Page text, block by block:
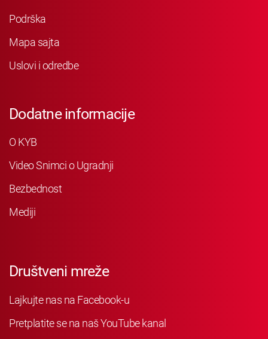
Podrška
Mapa sajta
Uslovi i odredbe
Dodatne informacije
O KYB
Video Snimci o Ugradnji
Bezbednost
Mediji
Društveni mreže
Lajkujte nas na Facebook-u
Pretplatite se na naš YouTube kanal